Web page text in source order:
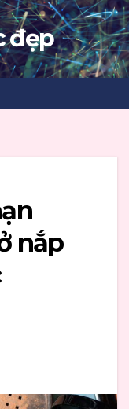
đẹp
nắp